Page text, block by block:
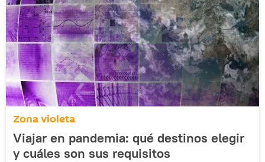
Zona violeta
Viajar en pandemia: qué destinos elegir
y cuáles son sus requisitos